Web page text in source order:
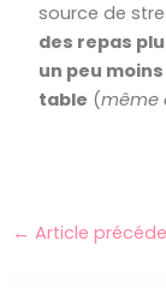
source de
des repas
un peu
table (même
← Article